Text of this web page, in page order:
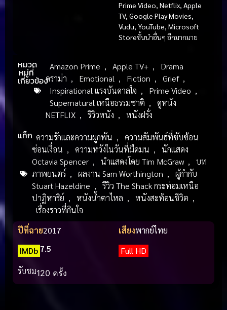
Prime Video, Netflix, Apple
TV, Google Play Movies,
Vudu, YouTube, Microsoft
Storeชั้นนำอื่นๆ อีกมากมาย
หมวด
หมู่ที่
เกี่ยวข้อง
Amazon Prime , Apple TV+ ,
Drama
ดราม่า , Emotional , Fiction , Grief ,
Inspirational แรงบันดาลใจ , Prime Video ,
Supernatural เหนือธรรมชาติ ,
ดูหนัง
NETFLIX , รีวิวหนัง , หนังฝรั่ง
แท็ก ความรักและความผูกพัน ,
ความสัมพันธ์ที่ซับซ้อน
ซ่อนเงื่อน , ความหวังในวันที่มืดมน ,
นักแสดง
Octavia Spencer , นำแสดงโดย Tim McGraw ,
บท
ภาพยนตร์ , ผลงาน Sam Worthington ,
ผู้กำกับ
Stuart Hazeldine ,
รีวิว The Shack กระท่อมเหนือ
ปาฏิหาริย์ , หนังน้ำตาไหล , หนังสะท้อนชีวิต ,
เรื่องราวที่กินใจ
ปีที่ฉาย2017 เสียงพากย์ไทย
IMDb 7.5
Full HD
รับชม120 ครั้ง